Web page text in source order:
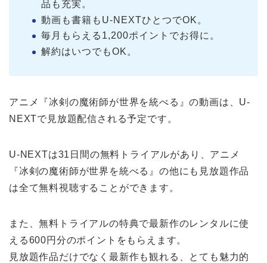
品も充実。
動画も書籍もU-NEXTひとつでOK。
毎月もらえる1,200ポイントでお得に。
解約はいつでもOK。
アニメ『冰剣の魔術師が世界を統べる』の動画は、U-
NEXTで見放題配信される予定です。
U-NEXTは31日間の無料トライアルがあり、アニメ
『冰剣の魔術師が世界を統べる』の他にも見放題作品
は全て無料視聴することができます。
また、無料トライアルの特典で最新作のレンタルに使
える600円分のポイントをもらえます。
見放題作品だけでなく最新作も観れる、とても魅力的